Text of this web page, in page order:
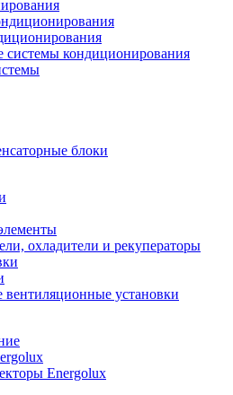
кондиционирования
блоки
охладители и рекуператоры
вентиляционные установки
Energolux